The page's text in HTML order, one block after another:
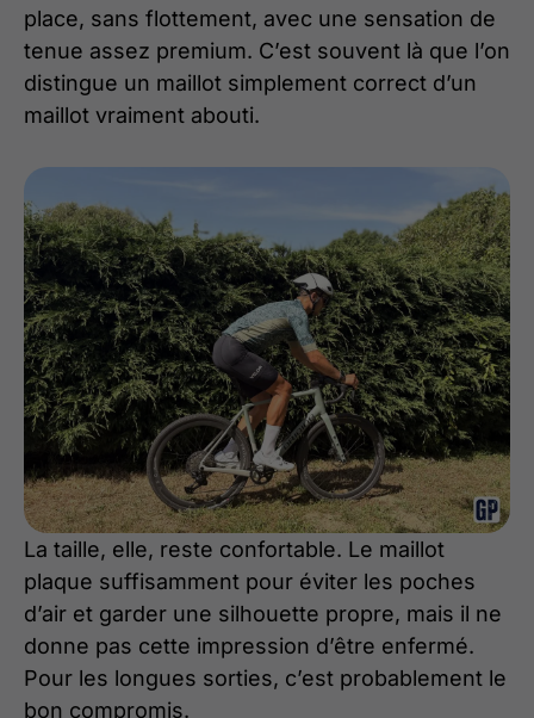
place, sans flottement, avec une sensation de
tenue assez premium. C’est souvent là que l’on
distingue un maillot simplement correct d’un
maillot vraiment abouti.
La taille, elle, reste confortable. Le maillot
plaque suffisamment pour éviter les poches
d’air et garder une silhouette propre, mais il ne
donne pas cette impression d’être enfermé.
Pour les longues sorties, c’est probablement le
bon compromis.